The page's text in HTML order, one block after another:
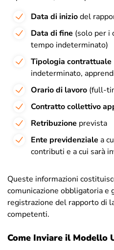
Data di iniziodel
Data di fine (solo per i
tempo indeterminato)
Tipologia contrattuale
indeterminato,
Orario di lavoro (full-
Contratto collettivo
Retribuzione prevista
Ente previdenziale a
contributi e a cui sarà
Queste informazioni
comunicazione obbligatoria e
registrazione del rapporto di
competenti.
Come Inviare il Modello